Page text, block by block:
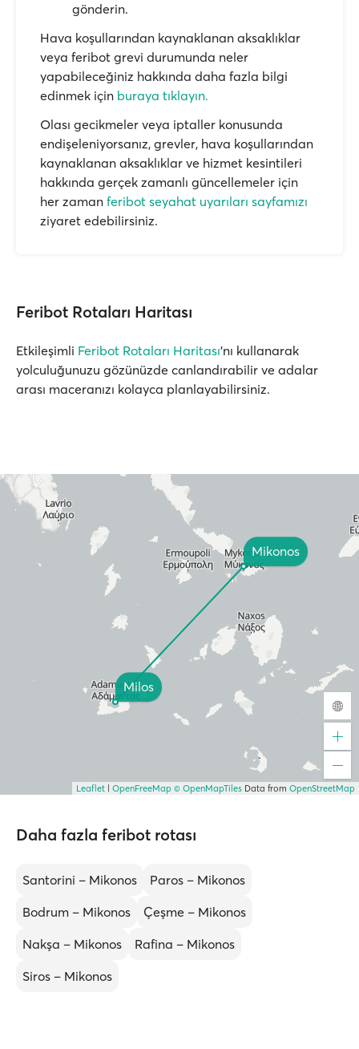
gönderin.
Hava koşullarından kaynaklanan aksaklıklar
veya feribot grevi durumunda neler
yapabileceğiniz hakkında daha fazla bilgi
edinmek için buraya tıklayın.
Olası gecikmeler veya iptaller konusunda
endişeleniyorsanız, grevler, hava koşullarından
kaynaklanan aksaklıklar ve hizmet kesintileri
hakkında gerçek zamanlı güncellemeler için
her zaman feribot seyahat uyarıları sayfamızı
ziyaret edebilirsiniz.
Feribot Rotaları Haritası
Etkileşimli Feribot Rotaları Haritası'nı kullanarak
yolculuğunuzu gözünüzde canlandırabilir ve adalar
arası maceranızı kolayca planlayabilirsiniz.
Milos
Mikonos
Leaflet OpenFreeMap © OpenMapTiles Data from OpenStreetMap
Daha fazla feribot rotası
Santorini – Mikonos
Paros – Mikonos
Bodrum – Mikonos
Çeşme – Mikonos
Nakşa – Mikonos
Rafina – Mikonos
Siros – Mikonos